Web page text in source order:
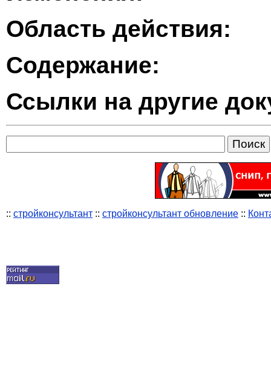
Область действия:
Содержание:
Ссылки на другие
:: стройконсультант :: стройконсультант обновление ::